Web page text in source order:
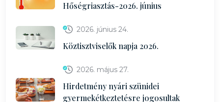
Hőségriasztás-2026. június
2026. június 24.
Köztisztviselők napja 2026.
2026. május 27.
Hirdetmény nyári szünidei
gyermekétkeztetésre jogosultak